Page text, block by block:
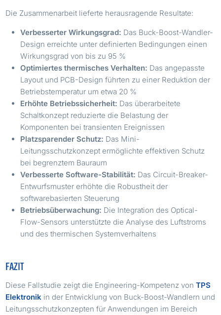
Die Zusammenarbeit lieferte herausragende Resultate:
Verbesserter Wirkungsgrad: Das Buck-Boost-Wandler-
Design erreichte unter definierten Bedingungen einen
Wirkungsgrad von bis zu 95 %
Optimiertes thermisches Verhalten: Das angepasste
Layout und PCB-Design führten zu einer Reduktion der
Betriebstemperatur um etwa 20 %
Erhöhte Betriebssicherheit: Das überarbeitete
Schaltkonzept reduzierte die Belastung der
Komponenten bei transienten Ereignissen
Platzsparender Schutz: Das Mini-
Leitungsschutzkonzept ermöglichte effektiven Schutz
bei begrenztem Bauraum
Verbesserte Software-Stabilität: Das Circuit-Breaker-
Entwurfsmuster erhöhte die Robustheit der
softwarebasierten Steuerung
Betriebsüberwachung: Die Integration des Optical-
Flow-Sensors unterstützte die Analyse des Luftstroms
und des thermischen Systemverhaltens
FAZIT
Diese Fallstudie zeigt die Engineering-Kompetenz vonTPS
Elektronik in der Entwicklung von Buck-Boost-Wandlern und
Leitungsschutzkonzepten für Anwendungen im Bereich